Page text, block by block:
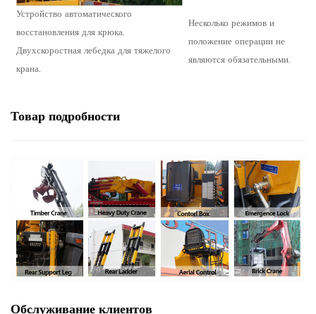
Устройство автоматического
восстановления для крюка.
Двухскоростная лебедка для тяжелого
крана.
Несколько режимов и
положение операции не
являются обязательными.
Товарподробности
Обслуживание клиентов